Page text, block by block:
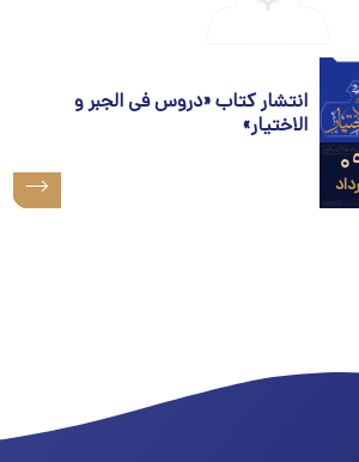
انتشار کتاب «دروس فی الجبر و
الاختیار»